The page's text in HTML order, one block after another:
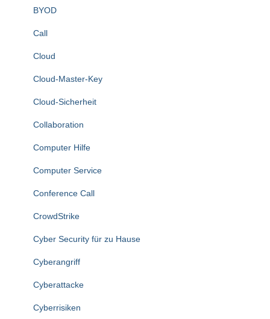
BYOD
Call
Cloud
Cloud-Master-Key
Cloud-Sicherheit
Collaboration
Computer Hilfe
Computer Service
Conference Call
CrowdStrike
Cyber Security für zu Hause
Cyberangriff
Cyberattacke
Cyberrisiken